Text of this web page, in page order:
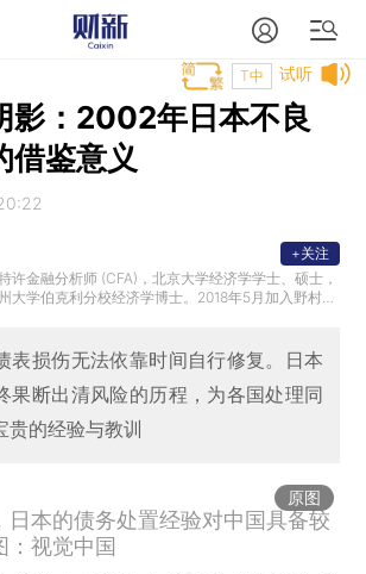
试听
T中
影：2002年日本不良
借鉴意义
许金融分析师 (CFA)，北京大学经济学学士、硕士，
大学伯克利分校经济学博士。2018年5月加入野村，
席经济学家和董事总经理。
+关注
表损伤无法依靠时间自行修复。日本
果断出清风险的历程，为各国处理同
的经验与教训
原图
日本的债务处置经验对中国具备较
：视觉中国